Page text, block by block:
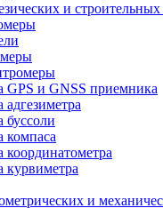
и
GPS и GNSS приемника
адгезиметра
буссоли
компаса
координатометра
курвиметра